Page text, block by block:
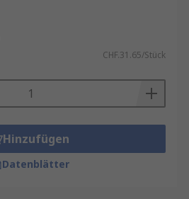
CHF.31.65/Stück
Hinzufügen
Datenblätter